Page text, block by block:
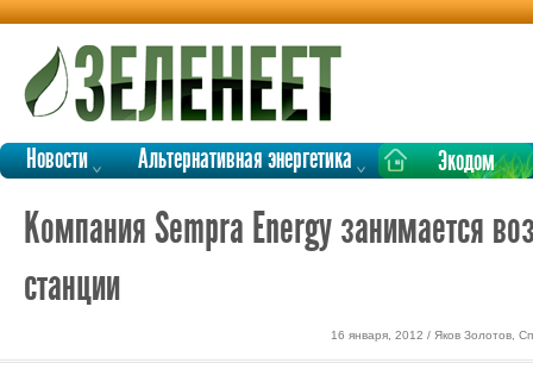
Новости Альтернативная энергетика Экодом
Компания Sempra Energy занимается
станции
16 января, 2012 / Яков Золотов,